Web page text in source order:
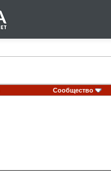
Сообщество